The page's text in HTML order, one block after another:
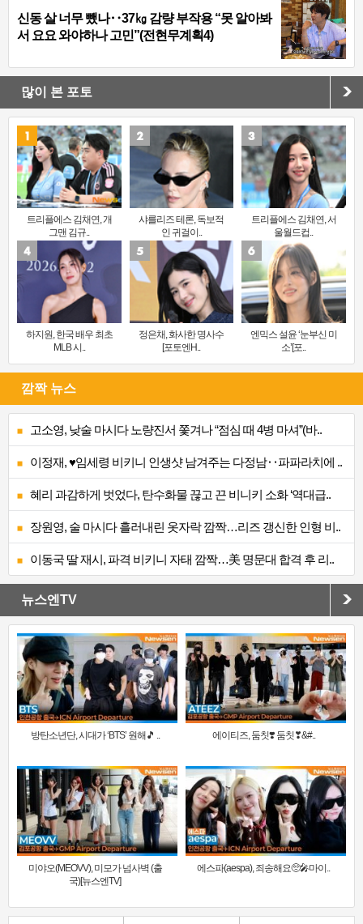
신동 살 너무 뺐나‥37㎏ 감량 부작용 “못 알아봐
서 요요 와야하나 고민”(전현무계획4)
많이 본 포토
트리플에스 김채연, 개
그맨 김규..
샤를리즈 테론, 독보적
인 귀걸이..
트리플에스 김채연, 서
울월드컵..
하지원, 한국 배우 최초
MLB 시..
정은채, 화사한 명사수
[포토엔H..
엔믹스 설윤 ‘눈부신 미
소’[포..
깜짝 뉴스
고소영, 낮술 마시다 노량진서 쫓겨나 “점심 때 4병 마셔”(바..
이정재, ♥임세령 비키니 인생샷 남겨주는 다정남‥파파라치에 ..
혜리 과감하게 벗었다, 탄수화물 끊고 끈 비니키 소화 ‘역대급..
장원영, 술 마시다 흘러내린 옷자락 깜짝…리즈 갱신한 인형 비..
이동국 딸 재시, 파격 비키니 자태 깜짝…美 명문대 합격 후 리..
뉴스엔TV
방탄소년단, 시대가 ‘BTS’ 원해🎵 .. 에이티즈, 둠칫❣️ 둠칫❣&#..
미야오(MEOVV), 미모가 넘사벽 (출
국)[뉴스엔TV]
에스파(aespa), 죄송해요🥺🎤마이..